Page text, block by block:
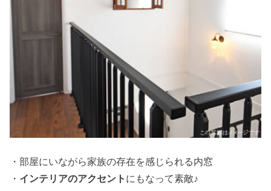
・部屋にいながら家族の存在を感じられる内窓
・ インテリアのアクセント にもなって素敵♪